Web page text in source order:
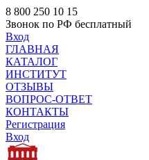
8 800 250 10 15
Звонок по РФ бесплатный
Вход
ГЛАВНАЯ
КАТАЛОГ
ИНСТИТУТ
ОТЗЫВЫ
ВОПРОС-ОТВЕТ
КОНТАКТЫ
Регистрация
Вход